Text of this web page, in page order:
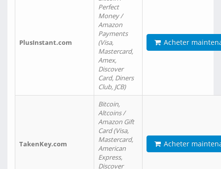
PlusInstant.com
Perfect
Money /
Amazon
Payments
(Visa,
Mastercard,
Amex,
Discover
Card, Diners
Club, JCB)
Acheter
TakenKey.com
Bitcoin,
Altcoins /
Amazon Gift
Card (Visa,
Mastercard,
American
Express,
Discover
Acheter